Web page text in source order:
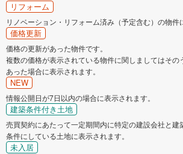
リフォーム
リノベーション・リフォーム済み（予定含む）の物件
価格更新
価格の更新があった物件です。
複数の価格が表示されている物件に関しましてはその
あった場合に表示されます。
NEW
情報公開日が7日以内の場合に表示されます。
建築条件付き土地
売買契約にあたって一定期間内に特定の建設会社と建
条件にしている土地に表示されます。
未入居